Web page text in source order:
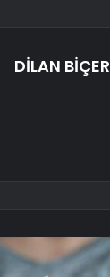
DİLAN BİÇER